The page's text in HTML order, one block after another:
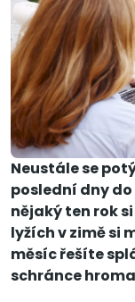
Neustále se
poslední dny
nějaký ten rok
lyžích v zimě si
měsíc řešíte
schránce